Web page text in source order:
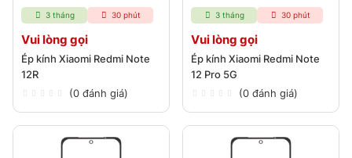
3 tháng 30 phút
Vui lòng gọi
Ép kính Xiaomi Redmi Note
12R
(0 đánh giá)
3 tháng 30 phút
Vui lòng gọi
Ép kính Xiaomi Redmi Note
12 Pro 5G
(0 đánh giá)